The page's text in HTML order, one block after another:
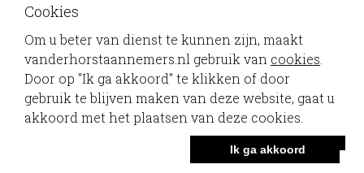
0486 - 43 12 39
info@vanderhorstaannemers.nl
Disclaimer en Privacy statement|Sitemap|Voorwaarden|
Webdesign: Applepie
Cookies
Om u beter van dienst te kunnen zijn, maakt
vanderhorstaannemers.nl gebruik van cookies
Door op "Ik ga akkoord" te klikken of door
gebruik te blijven maken van deze website, gaat u
akkoord met het plaatsen van deze cookies.
Ik ga akkoord